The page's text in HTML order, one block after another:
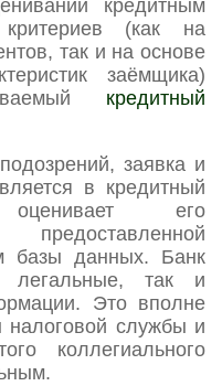
кредитным
критериев (как на
так и на основе
заёмщика)
кредитный
заявка и
в кредитный
его
предоставленной
базы данных. Банк
легальные, так и
Это вполне
налоговой службы и
коллегиального